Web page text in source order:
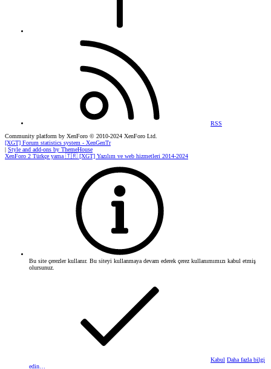
RSS
Community platform by XenForo © 2010-2024 XenForo Ltd.
[XGT] Forum statistics system - XenGenTr
| Style and add-ons by ThemeHouse
XenForo 2 Türkçe yama 🇹🇷 [XGT] Yazılım ve web hizmetleri 2014-2024
Bu site çerezler kullanır. Bu siteyi kullanmaya devam ederek çerez kullanımımızı kabul etmiş
olursunuz.
Kabul Daha fazla bilgi
edin…